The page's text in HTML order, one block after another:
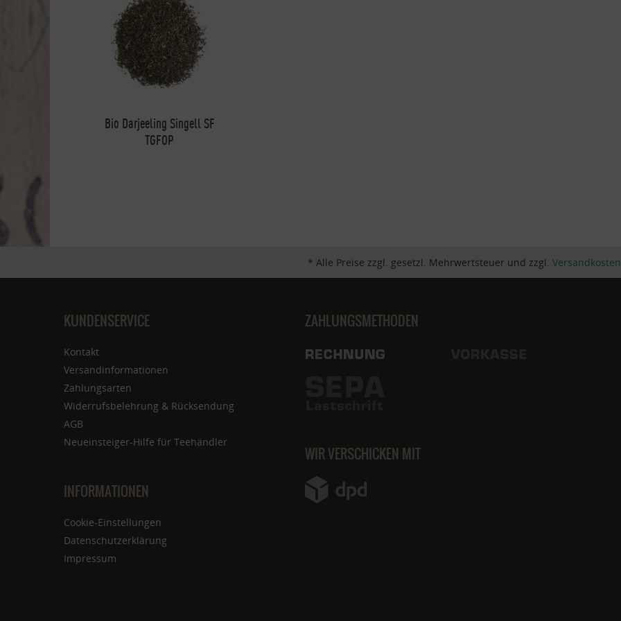
Bio Darjeeling Singell SF
TGFOP
* Alle Preise zzgl. gesetzl. Mehrwertsteuer und zzgl. Versandkosten
KUNDENSERVICE
Kontakt
Versandinformationen
Zahlungsarten
Widerrufsbelehrung & Rücksendung
AGB
Neueinsteiger-Hilfe für Teehändler
INFORMATIONEN
Cookie-Einstellungen
Datenschutzerklärung
Impressum
ZAHLUNGSMETHODEN
WIR VERSCHICKEN MIT